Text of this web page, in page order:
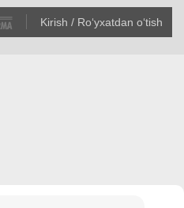
Kirish / Roʻyхatdan oʻtish